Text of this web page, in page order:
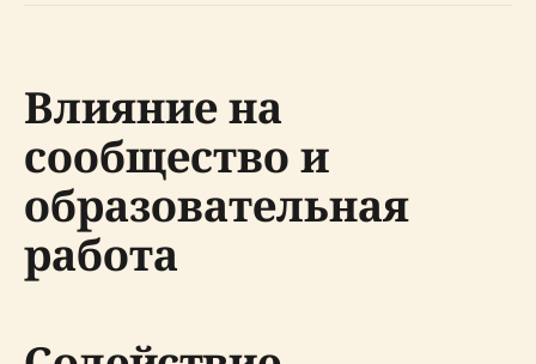
Влияние на
сообщество и
образовательная
работа